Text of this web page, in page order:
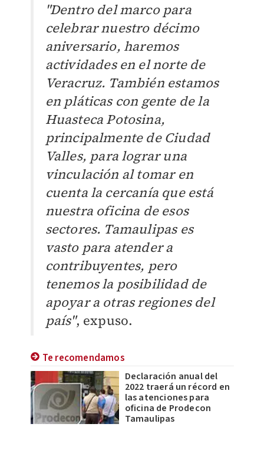
"Dentro del marco para
celebrar nuestro décimo
aniversario, haremos
actividades en el norte de
Veracruz. También estamos
en pláticas con gente de la
Huasteca Potosina,
principalmente de Ciudad
Valles, para lograr una
vinculación al tomar en
cuenta la cercanía que está
nuestra oficina de esos
sectores. Tamaulipas es
vasto para atender a
contribuyentes, pero
tenemos la posibilidad de
apoyar a otras regiones del
país", expuso.
Te recomendamos
Declaración anual del
2022 traerá un récord en
las atenciones para
oficina de Prodecon
Tamaulipas